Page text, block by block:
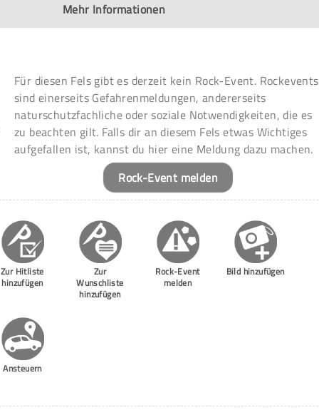
Mehr Informationen
Für diesen Fels gibt es derzeit kein Rock-Event. Rockevents
sind einerseits Gefahrenmeldungen, andererseits
naturschutzfachliche oder soziale Notwendigkeiten, die es
zu beachten gilt. Falls dir an diesem Fels etwas Wichtiges
aufgefallen ist, kannst du hier eine Meldung dazu machen.
Rock-Event melden
Zur Hitliste
hinzufügen
Zur
Wunschliste
hinzufügen
Rock-Event
melden
Bild hinzufügen
Ansteuern